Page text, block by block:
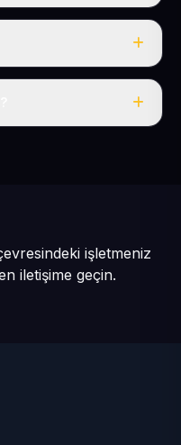
Güneşli ve Kocasinan
şey dahil.
işletmeniz
iletişime geçin.